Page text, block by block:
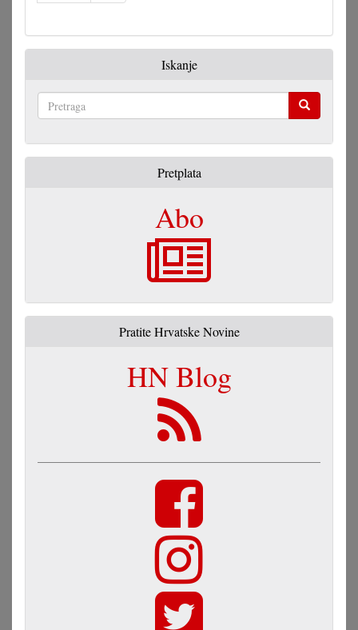
Iskanje
Pretplata
Abo
Pratite Hrvatske Novine
HN Blog